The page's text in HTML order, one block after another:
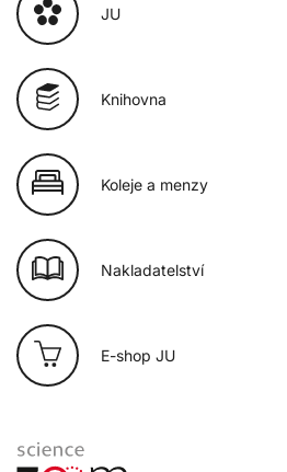
JU
Knihovna
Koleje a menzy
Nakladatelství
E-shop JU